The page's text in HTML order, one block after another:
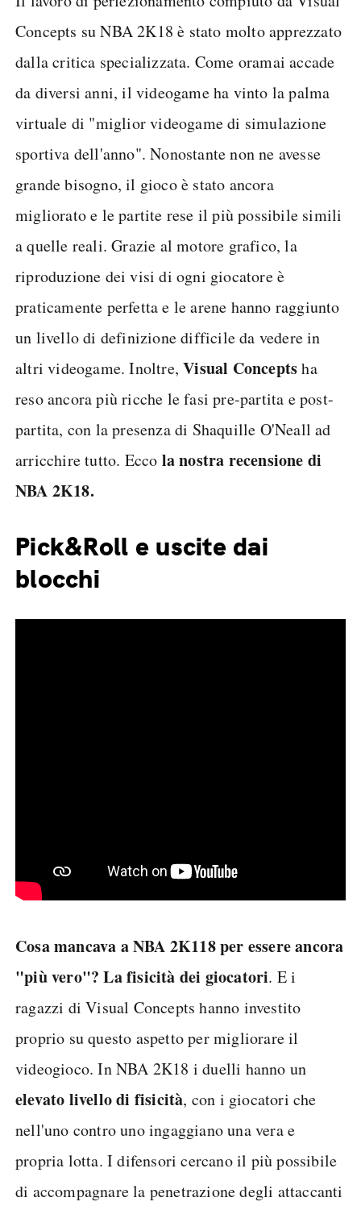
Concepts su NBA 2K18 è stato molto apprezzato
dalla critica specializzata. Come oramai accade
da diversi anni, il videogame ha vinto la palma
virtuale di "miglior videogame di simulazione
sportiva dell'anno". Nonostante non ne avesse
grande bisogno, il gioco è stato ancora
migliorato e le partite rese il più possibile simili
a quelle reali. Grazie al motore grafico, la
riproduzione dei visi di ogni giocatore è
praticamente perfetta e le arene hanno raggiunto
un livello di definizione difficile da vedere in
altri videogame. Inoltre,Visual Conceptsha
reso ancora più ricche le fasi pre-partita e post-
partita, con la presenza di Shaquille O'Neall ad
arricchire tutto. Ecco la nostra recensione di
NBA 2K18.
Pick&Roll e uscite dai
blocchi
Cosa mancava a NBA 2K118 per essere ancora
"più vero"? La fisicità dei giocatori. E i
ragazzi di Visual Concepts hanno investito
proprio su questo aspetto per migliorare il
videogioco. In NBA 2K18 i duelli hanno un
elevato livello di fisicità, con i giocatori che
nell'uno contro uno ingaggiano una vera e
propria lotta. I difensori cercano il più possibile
di accompagnare la penetrazione degli attaccanti